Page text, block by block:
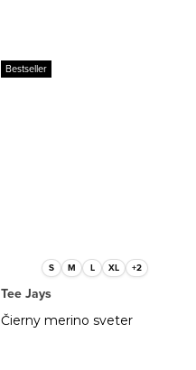
Bestseller
S M L XL +2
Čierny merino sveter
Tee Jays